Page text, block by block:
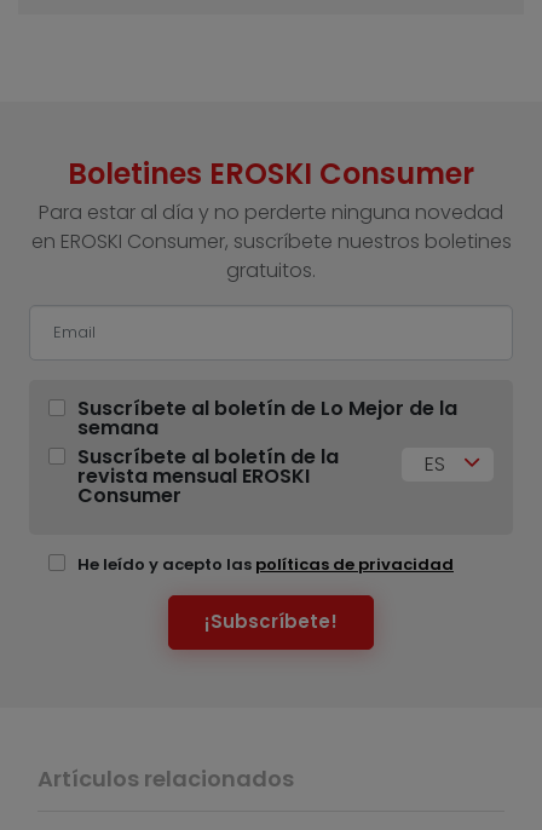
Boletines EROSKI Consumer
Para estar al día y no perderte ninguna novedad
en EROSKI Consumer, suscríbete nuestros boletines
gratuitos.
Suscríbete al boletín de Lo Mejor de la
semana
Suscríbete al boletín de la
revista mensual EROSKI
Consumer
ES
He leído y acepto las políticas de privacidad
¡Subscríbete!
Artículos relacionados